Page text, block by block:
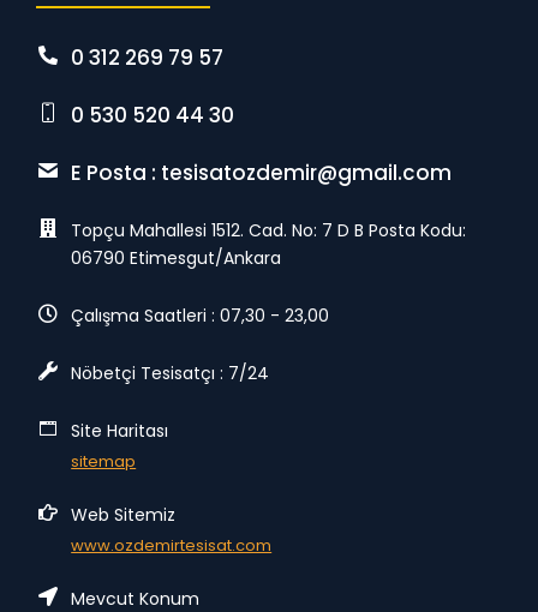
0 312 269 79 57
0 530 520 44 30
E Posta : tesisatozdemir@gmail.com
Topçu Mahallesi 1512. Cad. No: 7 D B Posta Kodu:
06790 Etimesgut/Ankara
Çalışma Saatleri : 07,30 - 23,00
Nöbetçi Tesisatçı : 7/24
Site Haritası
sitemap
Web Sitemiz
www.ozdemirtesisat.com
Mevcut Konum